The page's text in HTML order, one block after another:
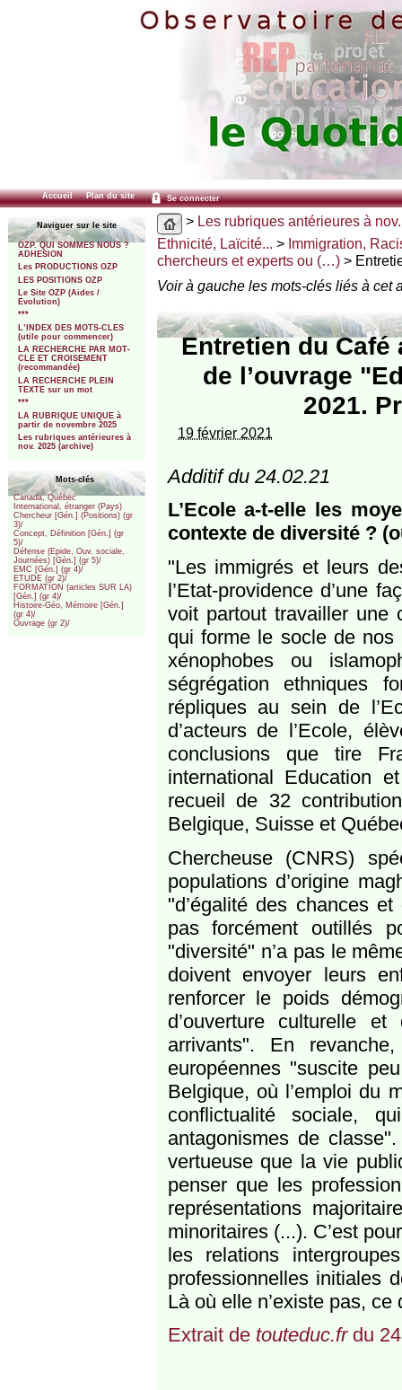
Accueil Plan du site Se connecter
Naviguer sur le site
OZP. QUI SOMMES NOUS ?
ADHESION
Les PRODUCTIONS OZP
LES POSITIONS OZP
Le Site OZP (Aides /
Evolution)
***
L’INDEX DES MOTS-CLES
(utile pour commencer)
LA RECHERCHE PAR MOT-
CLE ET CROISEMENT
(recommandée)
LA RECHERCHE PLEIN
TEXTE sur un mot
***
LA RUBRIQUE UNIQUE à
partir de novembre 2025
Les rubriques antérieures à
nov. 2025 (archive)
Mots-clés
Canada, Québec
International, étranger (Pays)
Chercheur [Gén.] (Positions) (gr
3)/
Concept, Définition [Gén.] (gr
5)/
Défense (Epide, Ouv. sociale,
Journées) [Gén.] (gr 5)/
EMC [Gén.] (gr 4)/
ETUDE (gr 2)/
FORMATION (articles SUR LA)
[Gén.] (gr 4)/
Histoire-Géo, Mémoire [Gén.]
(gr 4)/
Ouvrage (gr 2)/
> Les rubriques antérieures à
Ethnicité, Laïcité... > Immigration,
chercheurs et experts ou (…)>
Voir à gauche les mots-clés liés à cet
Entretien du
de l’ouvrage
2021.
19 février 2021
Additif du 24.02.21
L’Ecole a-t-elle les
contexte de diversité ?
"Les immigrés et leurs
l’Etat-providence d’une
voit partout travailler une
qui forme le socle de
xénophobes ou
ségrégation ethniques
répliques au sein de
d’acteurs de l’Ecole,
conclusions que tire
international Education
recueil de 32
Belgique, Suisse et
Chercheuse (CNRS)
populations d’origine
"d’égalité des chances
pas forcément outillés
"diversité" n’a pas le
doivent envoyer leurs
renforcer le poids
d’ouverture culturelle
arrivants". En
européennes "suscite
Belgique, où l’emploi du
conflictualité sociale,
antagonismes de
vertueuse que la vie
penser que les
représentations
minoritaires (...). C’est
les relations
professionnelles initiales
Là où elle n’existe pas,
Extrait de touteduc.frdu